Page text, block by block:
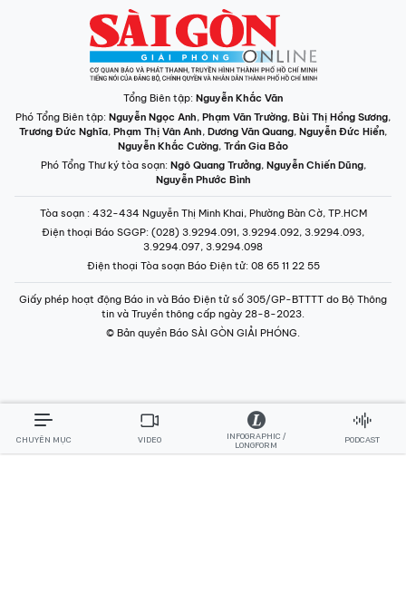
Tổng Biên tập: Nguyễn Khắc Văn
Phó Tổng Biên tập: Nguyễn Ngọc Anh, Phạm Văn Trường, Bùi Thị Hồng Sương,
Trương Đức Nghĩa, Phạm Thị Vân Anh, Dương Văn Quang, Nguyễn Đức Hiển,
Nguyễn Khắc Cường, Trần Gia Bảo
Phó Tổng Thư ký tòa soạn: Ngô Quang Trưởng, Nguyễn Chiến Dũng,
Nguyễn Phước Bình
Tòa soạn : 432-434 Nguyễn Thị Minh Khai, Phường Bàn Cờ, TP.HCM
Điện thoại Báo SGGP: (028) 3.9294.091, 3.9294.092, 3.9294.093,
3.9294.097, 3.9294.098
Điện thoại Tòa soạn Báo Điện tử: 08 65 11 22 55
Giấy phép hoạt động Báo in và Báo Điện tử số 305/GP-BTTTT do Bộ Thông
tin và Truyền thông cấp ngày 28-8-2023.
© Bản quyền Báo SÀI GÒN GIẢI PHÓNG.
CHUYÊN MỤC VIDEO
INFOGRAPHIC /
LONGFORM
PODCAST